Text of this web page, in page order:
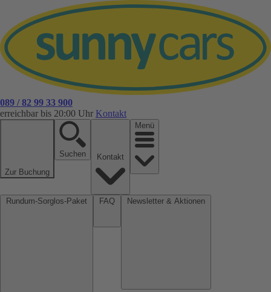
089 / 82 99 33 900
erreichbar bis 20:00 Uhr Kontakt
Zur Buchung
Suchen
Menü